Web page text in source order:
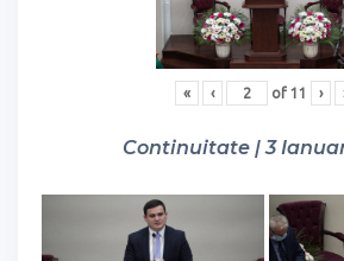
« ‹ of 11 ›
Continuitate | 3